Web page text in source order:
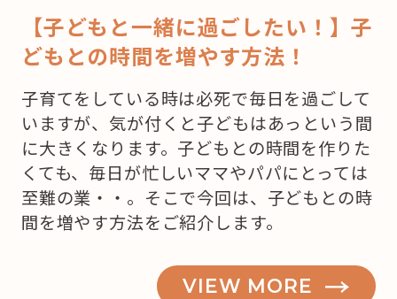
【子どもと一緒に過ごしたい！】子
どもとの時間を増やす方法！
子育てをしている時は必死で毎日を過ごして
いますが、気が付くと子どもはあっという間
に大きくなります。子どもとの時間を作りた
くても、毎日が忙しいママやパパにとっては
至難の業・・。そこで今回は、子どもとの時
間を増やす方法をご紹介します。
VIEW MORE